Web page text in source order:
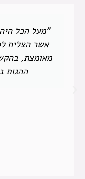
"מעל הכל
אשר הצליח
מאומצת,
ההגות